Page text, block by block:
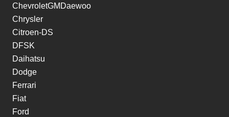
ChevroletGMDaewoo
Chrysler
Citroen-DS
DFSK
Daihatsu
Dodge
Ferrari
Fiat
Ford